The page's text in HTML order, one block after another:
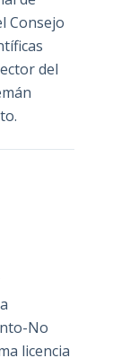
Consejo
del
No
licencia